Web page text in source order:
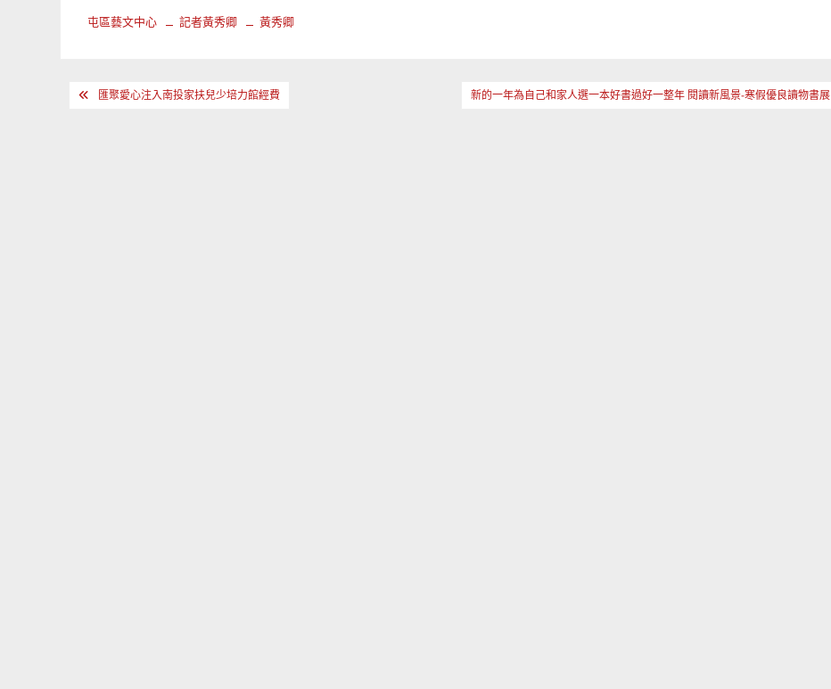
屯區藝文中心 記者黃秀卿 黃秀卿
文 匯聚愛心注入南投家扶兒少培力館經費 新的一年為自己和家人選一本好書過好一整年 閱讀新風景-寒假優良讀物書展